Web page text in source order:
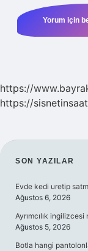
https://
https://
SON YAZILAR
Evde kedi uretip
Ağustos 6, 2026
Ayrımcılık ingilizcesi
Ağustos 5, 2026
Botla hangi